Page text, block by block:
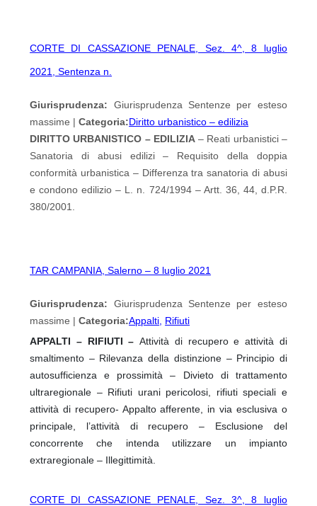
CORTE DI CASSAZIONE PENALE, Sez. 4^, 8 luglio
2021, Sentenza n.
Giurisprudenza: Giurisprudenza Sentenze per esteso
massime |Categoria:Diritto urbanistico – edilizia
DIRITTO URBANISTICO – EDILIZIA– Reati urbanistici –
Sanatoria di abusi edilizi – Requisito della doppia
conformità urbanistica – Differenza tra sanatoria di abusi
e condono edilizio – L. n. 724/1994 – Artt. 36, 44, d.P.R.
380/2001.
TAR CAMPANIA, Salerno – 8 luglio 2021
Giurisprudenza: Giurisprudenza Sentenze per esteso
massime |Categoria:Appalti, Rifiuti
APPALTI – RIFIUTI – Attività di recupero e attività di
smaltimento – Rilevanza della distinzione – Principio di
autosufficienza e prossimità – Divieto di trattamento
ultraregionale – Rifiuti urani pericolosi, rifiuti speciali e
attività di recupero- Appalto afferente, in via esclusiva o
principale, l’attività di recupero – Esclusione del
concorrente che intenda utilizzare un impianto
extraregionale – Illegittimità.
CORTE DI CASSAZIONE PENALE, Sez. 3^, 8 luglio